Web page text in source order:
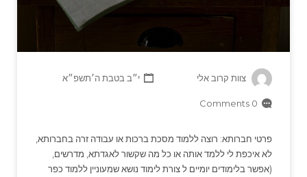
צוות קרוב אלי י״ב בטבת ה׳תשפ״א
0 Comments
פרטי חברותא: רוצה ללמוד מסכת ברכות או עבודה זרה בחברותא,
לא איכפת לי ללמד אותה או כל מה שקשור לאגדתא, מדרשים,
(אפשר בלימודים יומיים ל צורת לימוד נושא שמעוניין ללמוד כפר